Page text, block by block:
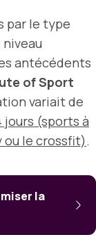
par le type
niveau
antécédents
of Sport
variait de
jours (sports à
ou le crossfit).
la